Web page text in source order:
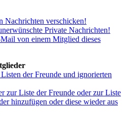
Nachrichten verschicken!
Private Nachrichten!
von einem Mitglied dieses
der Freunde und ignorierten
zur Liste der Freunde oder zur Liste
hinzufügen oder diese wieder aus